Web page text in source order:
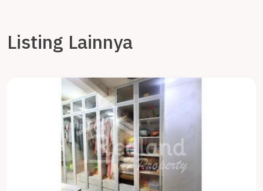
Listing Lainnya